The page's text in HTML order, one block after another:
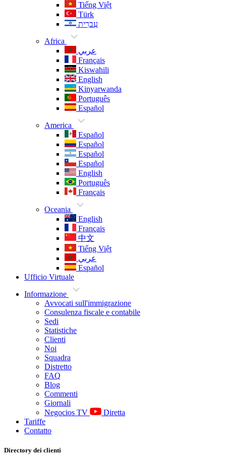
Tiếng Việt
Türk
עִברִית
Africa
عربي
Français
Kiswahili
English
Kinyarwanda
Português
Español
America
Español
Español
Español
Español
English
Português
Français
Oceania
English
Français
中文
Tiếng Việt
عربي
Español
Ufficio Virtuale
Informazione
Avvocati sull'immigrazione
Consulenza fiscale e contabile
Sedi
Statistiche
Clienti
Noi
Squadra
Distretto
FAQ
Blog
Commenti
Giornali
Negocios TV
Diretta
Tariffe
Contatto
Directory dei clienti